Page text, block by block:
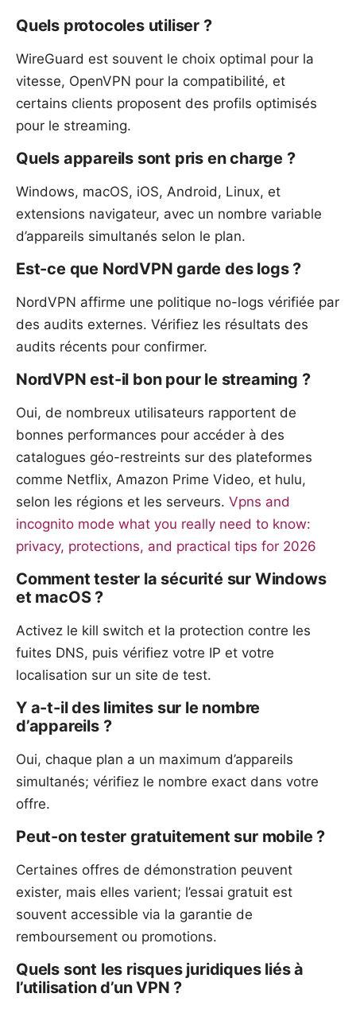
Quels protocoles utiliser ?
WireGuard est souvent le choix optimal pour la
vitesse, OpenVPN pour la compatibilité, et
certains clients proposent des profils optimisés
pour le streaming.
Quels appareils sont pris en charge ?
Windows, macOS, iOS, Android, Linux, et
extensions navigateur, avec un nombre variable
d’appareils simultanés selon le plan.
Est-ce que NordVPN garde des logs ?
NordVPN affirme une politique no-logs vérifiée par
des audits externes. Vérifiez les résultats des
audits récents pour confirmer.
NordVPN est-il bon pour le streaming ?
Oui, de nombreux utilisateurs rapportent de
bonnes performances pour accéder à des
catalogues géo-restreints sur des plateformes
comme Netflix, Amazon Prime Video, et hulu,
selon les régions et les serveurs. Vpns and
incognito mode what you really need to know:
privacy, protections, and practical tips for 2026
Comment tester la sécurité sur Windows
et macOS ?
Activez le kill switch et la protection contre les
fuites DNS, puis vérifiez votre IP et votre
localisation sur un site de test.
Y a-t-il des limites sur le nombre
d’appareils ?
Oui, chaque plan a un maximum d’appareils
simultanés; vérifiez le nombre exact dans votre
offre.
Peut-on tester gratuitement sur mobile ?
Certaines offres de démonstration peuvent
exister, mais elles varient; l’essai gratuit est
souvent accessible via la garantie de
remboursement ou promotions.
Quels sont les risques juridiques liés à
l’utilisation d’un VPN ?